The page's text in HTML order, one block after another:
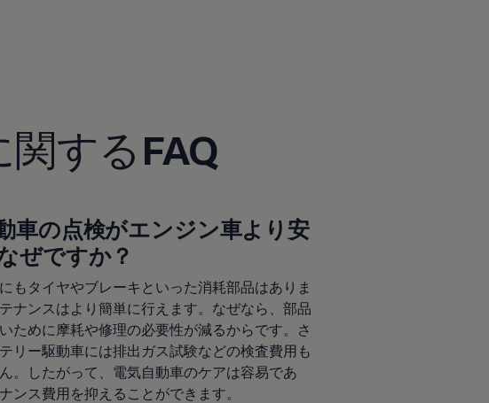
するFAQ
車の点検がエンジン車より安
ぜですか？
もタイヤやブレーキといった消耗部品はありま
ナンスはより簡単に行えます。なぜなら、部品
ために摩耗や修理の必要性が減るからです。さ
リー駆動車には排出ガス試験などの検査費用も
。したがって、電気自動車のケアは容易であ
ンス費用を抑えることができます。